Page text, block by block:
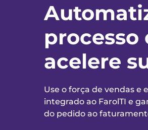
processo
acelere
Use o força de vendas e
integrado ao FarolTI e
do pedido ao